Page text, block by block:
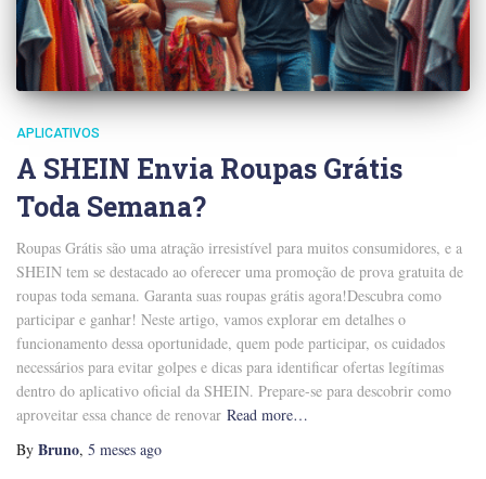
APLICATIVOS
A SHEIN Envia Roupas Grátis
Toda Semana?
Roupas Grátis são uma atração irresistível para muitos consumidores, e a
SHEIN tem se destacado ao oferecer uma promoção de prova gratuita de
roupas toda semana. Garanta suas roupas grátis agora!Descubra como
participar e ganhar! Neste artigo, vamos explorar em detalhes o
funcionamento dessa oportunidade, quem pode participar, os cuidados
necessários para evitar golpes e dicas para identificar ofertas legítimas
dentro do aplicativo oficial da SHEIN. Prepare-se para descobrir como
aproveitar essa chance de renovar Read more…
By Bruno, 5 meses ago